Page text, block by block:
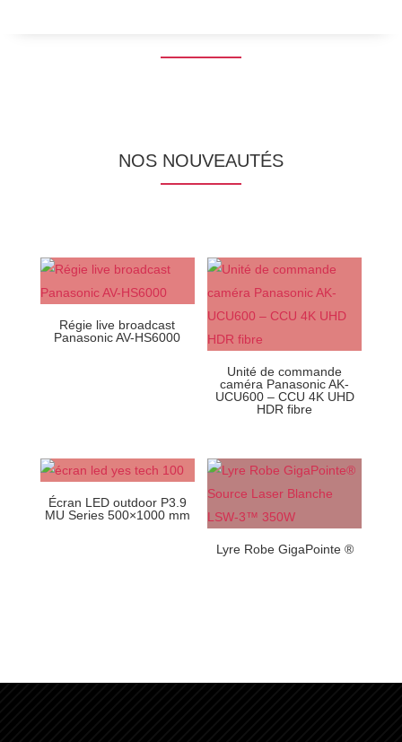
NOS NOUVEAUTÉS
Régie live broadcast
Panasonic AV-HS6000
Unité de commande
caméra Panasonic AK-
UCU600 – CCU 4K UHD
HDR fibre
Écran LED outdoor P3.9
MU Series 500×1000 mm
Lyre Robe GigaPointe ®